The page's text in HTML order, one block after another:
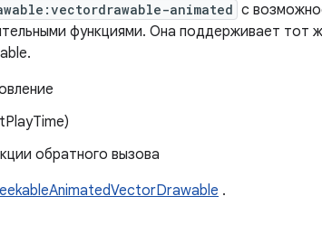
animated с
функциями. Она поддерживает тот
обратного вызова
.